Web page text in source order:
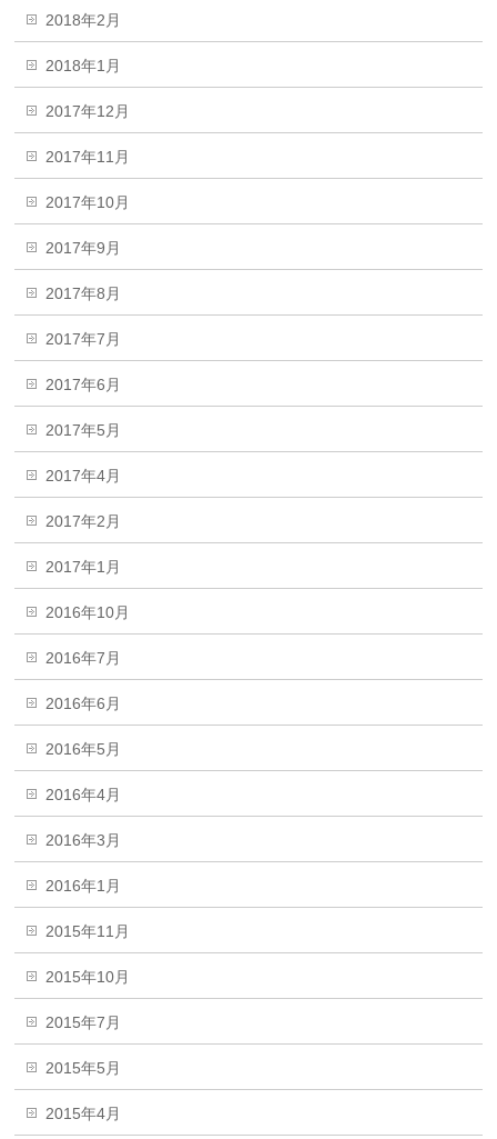
2018年2月
2018年1月
2017年12月
2017年11月
2017年10月
2017年9月
2017年8月
2017年7月
2017年6月
2017年5月
2017年4月
2017年2月
2017年1月
2016年10月
2016年7月
2016年6月
2016年5月
2016年4月
2016年3月
2016年1月
2015年11月
2015年10月
2015年7月
2015年5月
2015年4月